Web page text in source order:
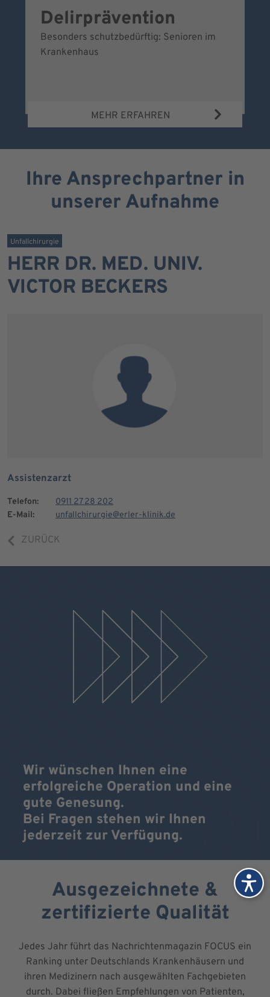
Delirprävention
Besonders schutzbedürftig: Senioren im
Krankenhaus
MEHR ERFAHREN
Ihre Ansprechpartner in
unserer Aufnahme
Unfallchirurgie
HERR DR. MED. UNIV.
VICTOR BECKERS
Assistenzarzt
Telefon:
0911 27 28 202
E-Mail:
unfallchirurgie@erler-klinik.de
ZURÜCK
Wir wünschen Ihnen eine
erfolgreiche Operation und eine
gute Genesung.
Bei Fragen stehen wir Ihnen
jederzeit zur Verfügung.
Ausgezeichnete &
zertifizierte Qualität
Jedes Jahr führt das Nachrichtenmagazin FOCUS ein
Ranking unter Deutschlands Krankenhäusern und
ihren Medizinern nach ausgewählten Fachgebieten
durch. Dabei fließen Empfehlungen von Patienten,